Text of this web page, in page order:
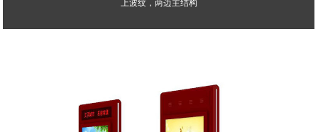
上波纹，两边主结构